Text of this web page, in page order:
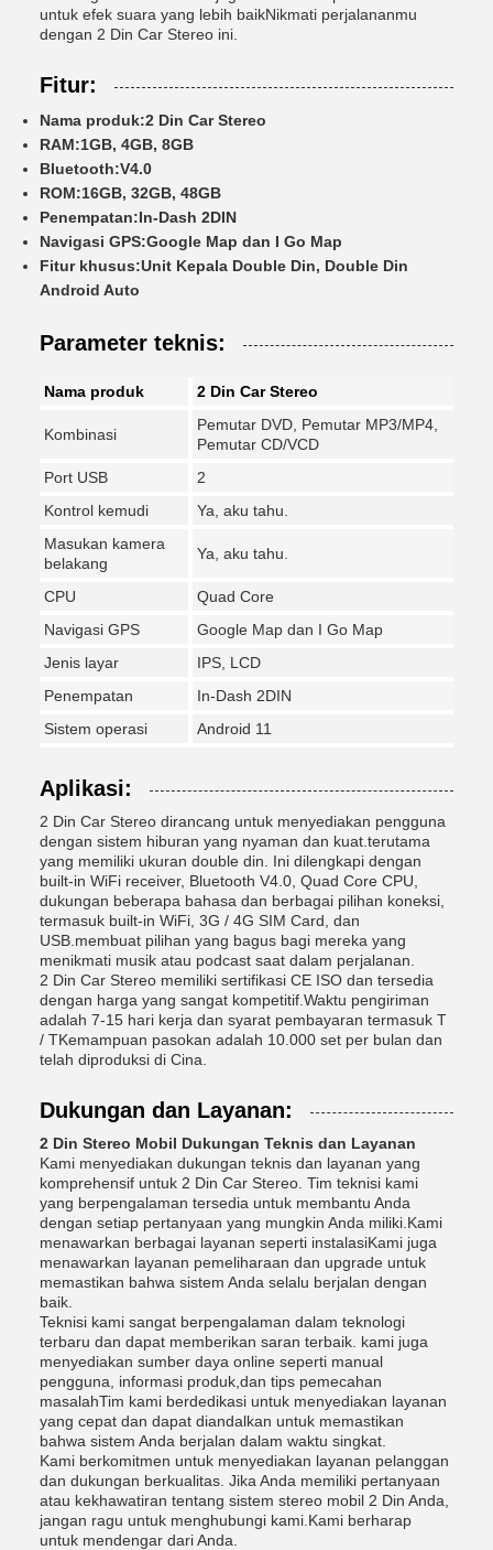
untuk efek suara yang lebih baikNikmati perjalananmu
dengan 2 Din Car Stereo ini.
Fitur:
Nama produk:2 Din Car Stereo
RAM:1GB, 4GB, 8GB
Bluetooth:V4.0
ROM:16GB, 32GB, 48GB
Penempatan:In-Dash 2DIN
Navigasi GPS:Google Map dan I Go Map
Fitur khusus:Unit Kepala Double Din, Double Din
Android Auto
Parameter teknis:
Nama produk 2 Din Car Stereo
Kombinasi
Pemutar DVD, Pemutar MP3/MP4,
Pemutar CD/VCD
Port USB
2
Kontrol kemudi
Ya, aku tahu.
Masukan kamera
belakang
Ya, aku tahu.
CPU
Quad Core
Navigasi GPS
Google Map dan I Go Map
Jenis layar
IPS, LCD
Penempatan
In-Dash 2DIN
Sistem operasi
Android 11
Aplikasi:
2 Din Car Stereo dirancang untuk menyediakan pengguna
dengan sistem hiburan yang nyaman dan kuat.terutama
yang memiliki ukuran double din. Ini dilengkapi dengan
built-in WiFi receiver, Bluetooth V4.0, Quad Core CPU,
dukungan beberapa bahasa dan berbagai pilihan koneksi,
termasuk built-in WiFi, 3G / 4G SIM Card, dan
USB.membuat pilihan yang bagus bagi mereka yang
menikmati musik atau podcast saat dalam perjalanan.
2 Din Car Stereo memiliki sertifikasi CE ISO dan tersedia
dengan harga yang sangat kompetitif.Waktu pengiriman
adalah 7-15 hari kerja dan syarat pembayaran termasuk T
/ TKemampuan pasokan adalah 10.000 set per bulan dan
telah diproduksi di Cina.
Dukungan dan Layanan:
2 Din Stereo Mobil Dukungan Teknis dan Layanan
Kami menyediakan dukungan teknis dan layanan yang
komprehensif untuk 2 Din Car Stereo. Tim teknisi kami
yang berpengalaman tersedia untuk membantu Anda
dengan setiap pertanyaan yang mungkin Anda miliki.Kami
menawarkan berbagai layanan seperti instalasiKami juga
menawarkan layanan pemeliharaan dan upgrade untuk
memastikan bahwa sistem Anda selalu berjalan dengan
baik.
Teknisi kami sangat berpengalaman dalam teknologi
terbaru dan dapat memberikan saran terbaik. kami juga
menyediakan sumber daya online seperti manual
pengguna, informasi produk,dan tips pemecahan
masalahTim kami berdedikasi untuk menyediakan layanan
yang cepat dan dapat diandalkan untuk memastikan
bahwa sistem Anda berjalan dalam waktu singkat.
Kami berkomitmen untuk menyediakan layanan pelanggan
dan dukungan berkualitas. Jika Anda memiliki pertanyaan
atau kekhawatiran tentang sistem stereo mobil 2 Din Anda,
jangan ragu untuk menghubungi kami.Kami berharap
untuk mendengar dari Anda.